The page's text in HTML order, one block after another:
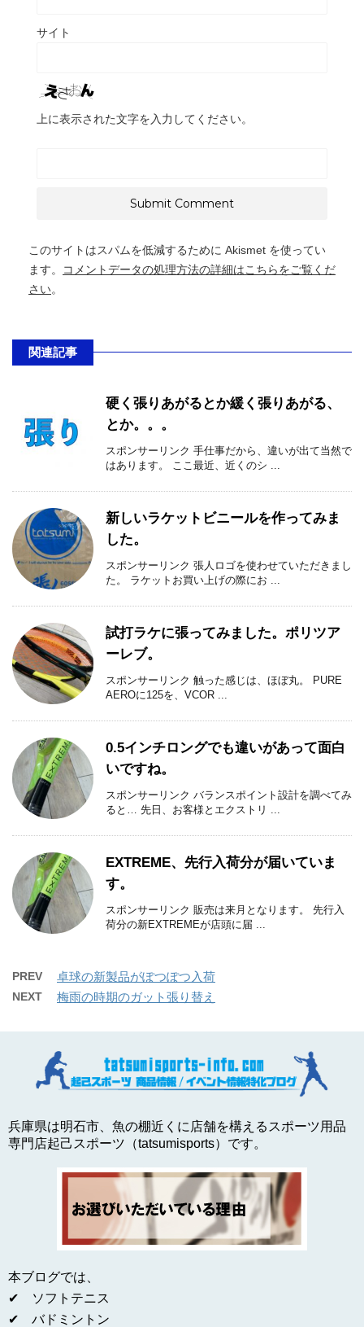
サイト
上に表示された文字を入力してください。
このサイトはスパムを低減するために Akismet を使ってい
ます。
コメントデータの処理方法の詳細はこちらをご覧くだ
さい。
関連記事
硬く張りあがるとか緩く張りあがる、
とか。。。
スポンサーリンク 手仕事だから、違いが出て当然で
はあります。 ここ最近、近くのシ ...
新しいラケットビニールを作ってみま
した。
スポンサーリンク 張人ロゴを使わせていただきまし
た。 ラケットお買い上げの際にお ...
試打ラケに張ってみました。ポリツア
ーレブ。
スポンサーリンク 触った感じは、ほぼ丸。 PURE
AEROに125を、VCOR ...
0.5インチロングでも違いがあって面白
いですね。
スポンサーリンク バランスポイント設計を調べてみ
ると… 先日、お客様とエクストリ ...
EXTREME、先行入荷分が届いていま
す。
スポンサーリンク 販売は来月となります。 先行入
荷分の新EXTREMEが店頭に届 ...
PREV 卓球の新製品がぽつぽつ入荷
NEXT 梅雨の時期のガット張り替え
兵庫県は明石市、魚の棚近くに店舗を構えるスポーツ用品
専門店起己スポーツ（tatsumisports）です。
本ブログでは、
✔ ソフトテニス
✔ バドミントン